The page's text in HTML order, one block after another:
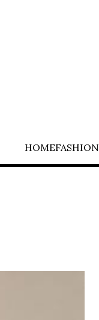
HOMEFASHION